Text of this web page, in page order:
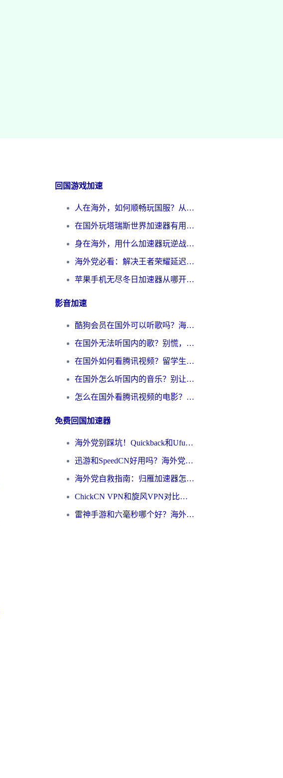
回国游戏加速
人在海外，如何顺畅玩国服？从《王者荣耀》到《云图计划》的加速器终极指南
在国外玩塔瑞斯世界加速器有用吗？海外玩家亲测后的真实答案
身在海外，用什么加速器玩逆战才能告别延迟？
海外党必看：解决王者荣耀延迟的加速器终极指南——从EVE到猫和老鼠，一个工具全搞定
苹果手机无尽冬日加速器从哪开启？海外玩家的冬日生存指南
影音加速
酷狗会员在国外可以听歌吗？海外党亲测有效：3步解决音乐权限难题
在国外无法听国内的歌？别慌，这样操作就能畅听QQ音乐（附亲测加速器推荐）
在国外如何看腾讯视频？留学生亲测有效的回国加速方案
在国外怎么听国内的音乐？别让版权限制断了你的华语歌单
怎么在国外看腾讯视频的电影？海外党亲测有效的回国加速指南
免费回国加速器
海外党别踩坑！Quickback和UfunR好用吗？选对回国加速器才能无缝刷国内资源
迅游和SpeedCN好用吗？海外党如何破解那道看不见的墙
海外党自救指南：归雁加速器怎么样？教你避开坑实现国内资源无缝访问
ChickCN VPN和旋风VPN对比哪个回国效果更好？海外用户的选择困境与出路
雷神手游和六毫秒哪个好？海外党如何真正解锁国内资源